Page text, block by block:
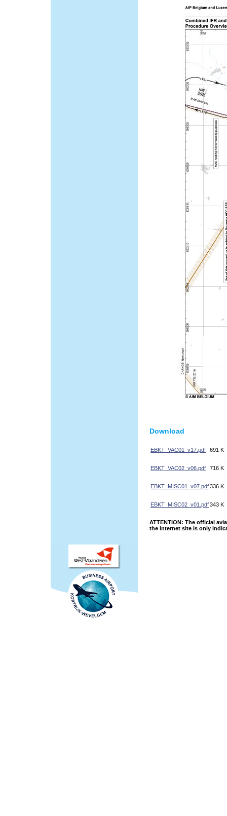
Download
EBKT_VAC01_v17.pdf 691 K
EBKT_VAC02_v06.pdf 716 K
EBKT_MISC01_v07.pdf336 K
EBKT_MISC02_v01.pdf343 K
ATTENTION: The official
the internet site is only